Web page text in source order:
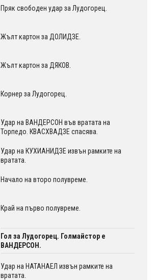
Пряк свободен удар за Лудогорец.
Жълт картон за ДОЛИДЗЕ.
Жълт картон за ДЯКОВ.
Корнер за Лудогорец.
Удар на ВАНДЕРСОН във вратата на
Торпедо. КВАСХВАДЗЕ спасява.
Удар на КУХИАНИДЗЕ извън рамките на
вратата.
Начало на второ полувреме.
Край на първо полувреме.
Гол за Лудогорец. Голмайстор е
ВАНДЕРСОН.
Удар на НАТАНАЕЛ извън рамките на
вратата.